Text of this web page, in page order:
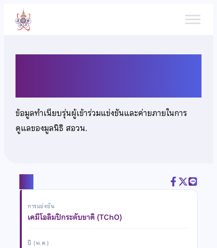
เนื้อหา
ข้อมูลทำเนียบรุ่นผู้เข้าร่วมแข่งขันและค่ายภายในการ
ดูแลของมูลนิธิ สอวน.
การแข่งขัน
เคมีโอลิมปิกระดับชาติ (TChO)
ปี (พ.ศ.)